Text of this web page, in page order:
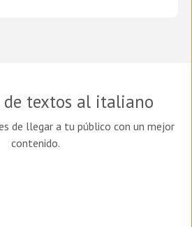
de textos al italiano
de llegar a tu público con un mejor
contenido.